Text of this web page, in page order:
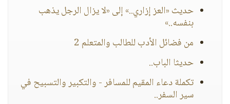
حديث «العز إزاري..» إلى «لا يزال الرجل يذهب
بنفسه..»
من فضائل الأدب للطالب والمتعلم 2
حديثا الباب..
تكملة دعاء المقيم للمسافر - والتكبير والتسبيح في
سير السفر..